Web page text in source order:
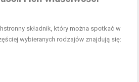
składnik, który można spotkać w
wybieranych rodzajów znajdują się: